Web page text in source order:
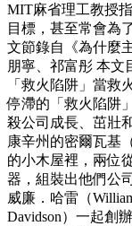
MIT麻省理工教授
目標，甚至常會為
文節錄自《為什麼
朋寧、祁富彤 本文
「救火陷阱」當救
停滯的「救火陷阱
殺公司成長、茁壯
康辛州的密爾瓦基
的小木屋裡，兩位
器，組裝出他們公
威廉．哈雷（
Davidson）一起創